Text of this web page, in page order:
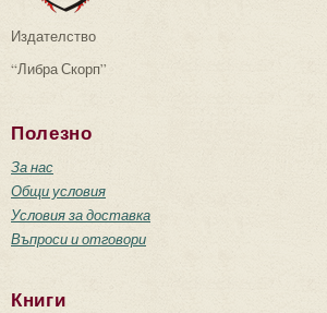
Издателство
“Либра Скорп”
Полезно
За нас
Общи условия
Условия за доставка
Въпроси и отговори
Книги